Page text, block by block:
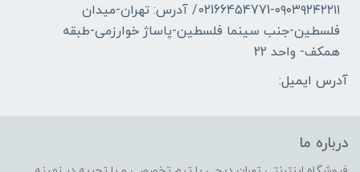
02166454771-۰۹۰۳۹۲۴۲۲۱۱/ آدرس: تهران-میدان
فلسطین-جنب سینما فلسطین-پاساژ خوارزمی-طبقه
همکف- واحد 22
آدرس ایمیل:
درباره ما